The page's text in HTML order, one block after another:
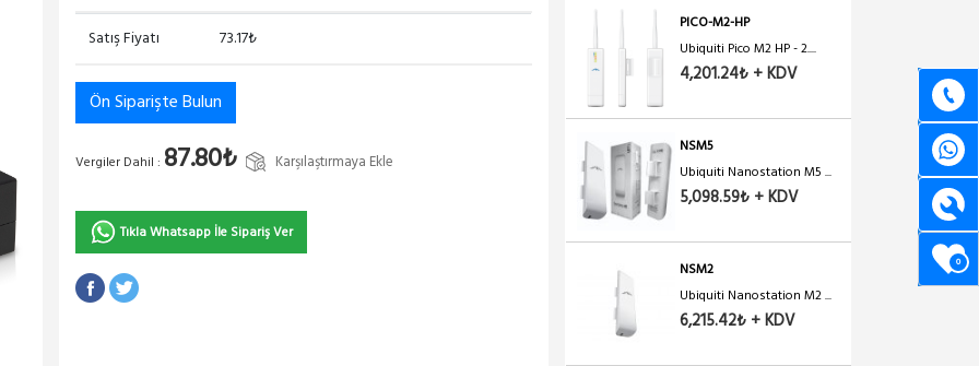
0
Satış Fiyatı 73.17₺
Ön Siparişte Bulun
Vergiler Dahil : 87.80₺ Karşılaştırmaya Ekle
Tıkla Whatsapp İle Sipariş Ver
PICO-M2-HP
Ubiquiti Pico M2 HP - 2....
4,201.24₺ + KDV
NSM5
Ubiquiti Nanostation M5 ...
5,098.59₺ + KDV
NSM2
Ubiquiti Nanostation M2 ...
6,215.42₺ + KDV